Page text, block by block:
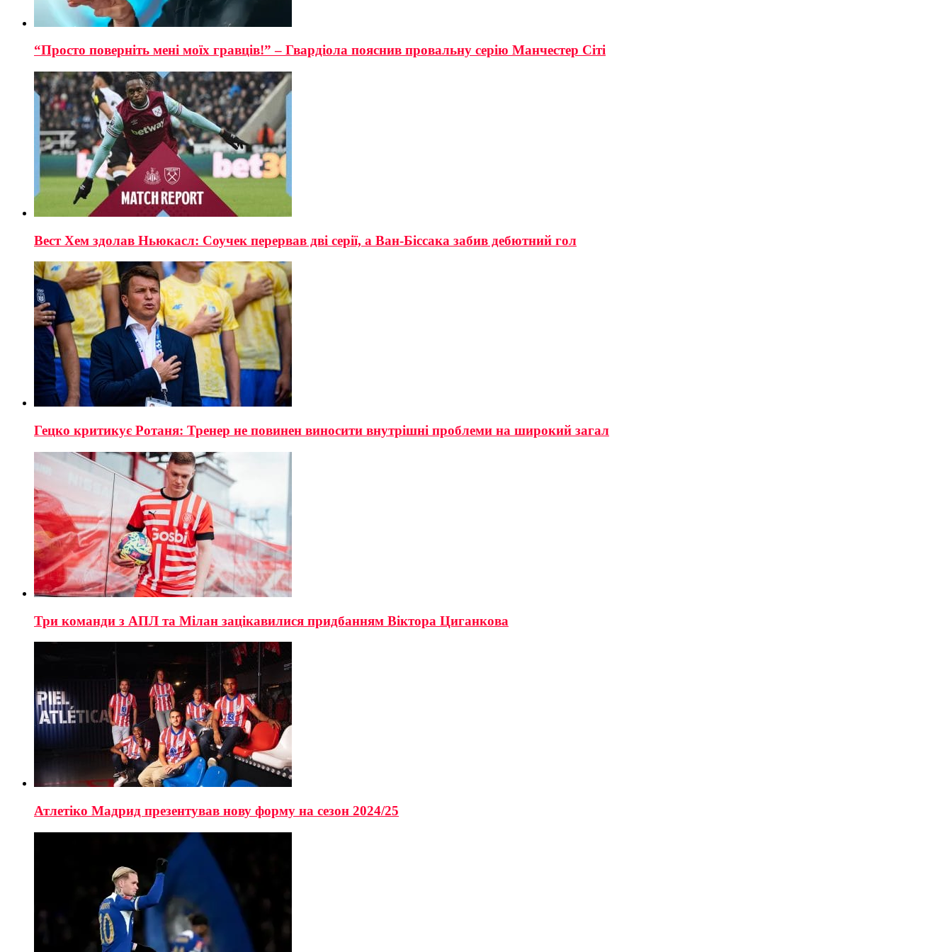
“Просто поверніть мені моїх гравців!” – Гвардіола пояснив провальну серію Манчестер Сіті
Вест Хем здолав Ньюкасл: Соучек перервав дві серії, а Ван-Біссака забив дебютний гол
Гецко критикує Ротаня: Тренер не повинен виносити внутрішні проблеми на широкий загал
Три команди з АПЛ та Мілан зацікавилися придбанням Віктора Циганкова
Атлетіко Мадрид презентував нову форму на сезон 2024/25